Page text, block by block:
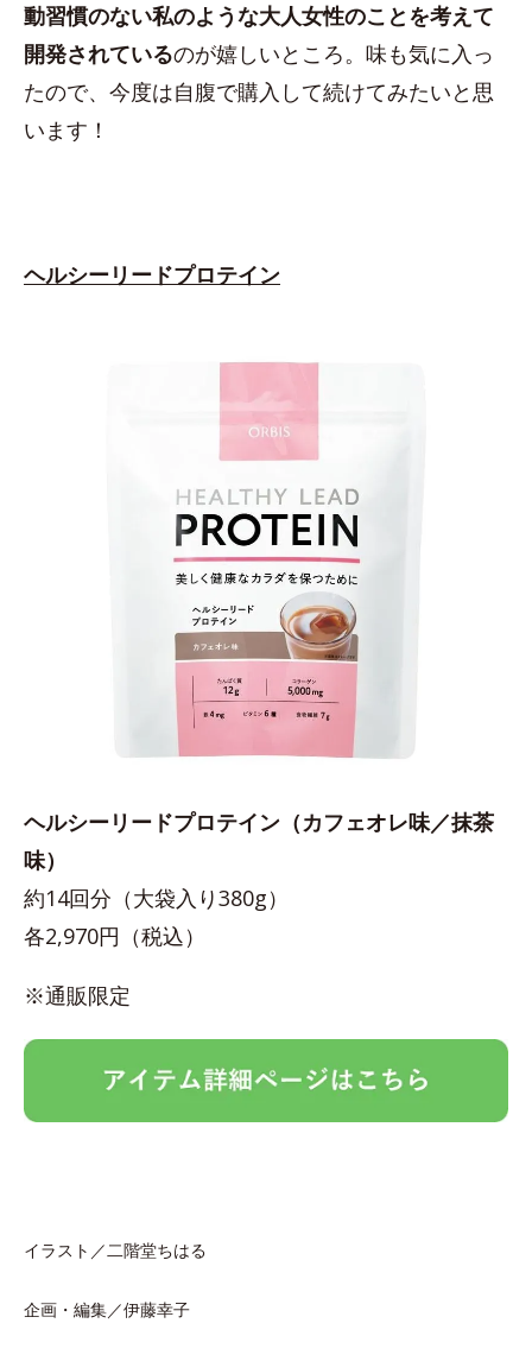
動習慣のない私のような大人女性のことを考えて
開発されているのが嬉しいところ。味も気に入っ
たので、今度は自腹で購入して続けてみたいと思
います！
ヘルシーリードプロテイン
ヘルシーリードプロテイン（カフェオレ味／抹茶
味）
約14回分（大袋入り380g）
各2,970円（税込）
※通販限定
イラスト／二階堂ちはる
企画・編集／伊藤幸子